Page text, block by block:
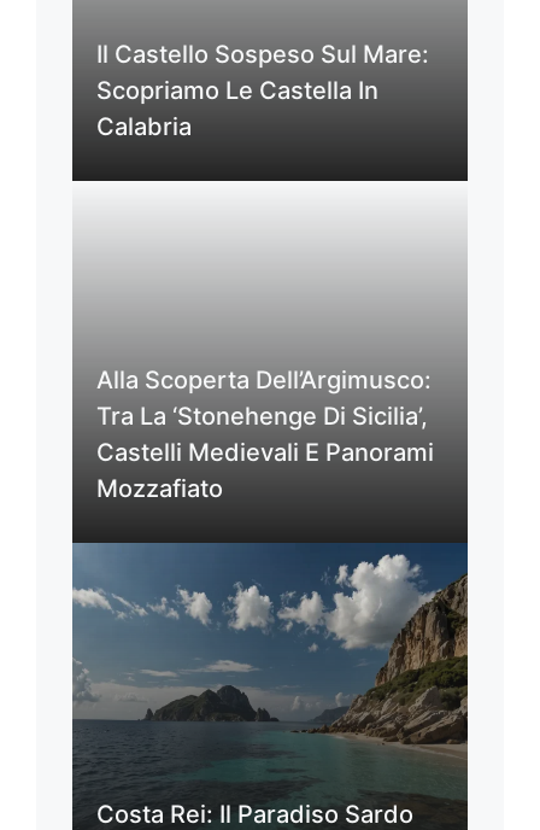
Il Castello Sospeso Sul Mare:
Scopriamo Le Castella In
Calabria
Alla Scoperta Dell’Argimusco:
Tra La ‘Stonehenge Di Sicilia’,
Castelli Medievali E Panorami
Mozzafiato
Costa Rei: Il Paradiso Sardo